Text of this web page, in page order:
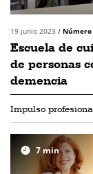
19 junio 2023 / Número
Escuela de
de personas
demencia
Impulso
7 min